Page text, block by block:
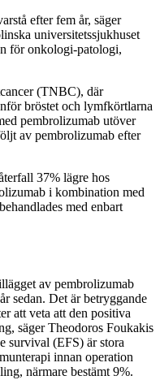
efter fem år, säger
universitetssjukhuset
för onkologi-patologi,
(TNBC), där
bröstet och lymfkörtlarna
pembrolizumab utöver
av pembrolizumab efter
37% lägre hos
i kombination med
med enbart
av pembrolizumab
sedan. Det är betryggande
att veta att den positiva
säger Theodoros Foukakis
survival (EFS) är stora
innan operation
närmare bestämt 9%.